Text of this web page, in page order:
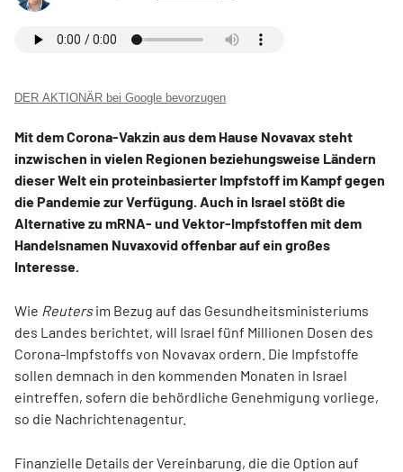
DER AKTIONÄR bei Google bevorzugen
Mit dem Corona-Vakzin aus dem Hause Novavax steht
inzwischen in vielen Regionen beziehungsweise Ländern
dieser Welt ein proteinbasierter Impfstoff im Kampf gegen
die Pandemie zur Verfügung. Auch in Israel stößt die
Alternative zu mRNA- und Vektor-Impfstoffen mit dem
Handelsnamen Nuvaxovid offenbar auf ein großes
Interesse.
Wie Reutersim Bezug auf das Gesundheitsministeriums
des Landes berichtet, will Israel fünf Millionen Dosen des
Corona-Impfstoffs von Novavax ordern. Die Impfstoffe
sollen demnach in den kommenden Monaten in Israel
eintreffen, sofern die behördliche Genehmigung vorliege,
so die Nachrichtenagentur.
Finanzielle Details der Vereinbarung, die die Option auf